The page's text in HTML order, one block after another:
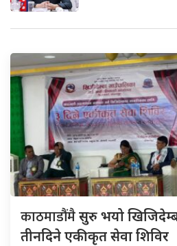
काठमाडौंमैसुरु भयो
तीनदिने एकीकृत सेवा शिविर